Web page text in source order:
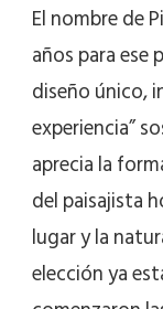
El nombre de
años para ese
diseño único,
experiencia”
aprecia la
del paisajista
lugar y la
elección ya